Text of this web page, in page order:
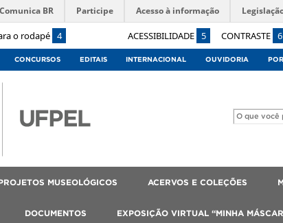
o rodapé 4 ACESSIBILIDADE 5 CONTRASTE 6
Comunica BR Participe Acesso à informação
CONCURSOS EDITAIS INTERNACIONAL OUVIDORIA
MUSEOLÓGICOS ACERVOS E COLEÇÕES
DOCUMENTOS EXPOSIÇÃO VIRTUAL “MINHA